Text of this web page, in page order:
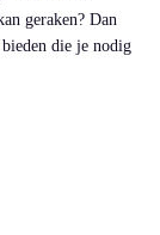
geraken? Dan
die je nodig